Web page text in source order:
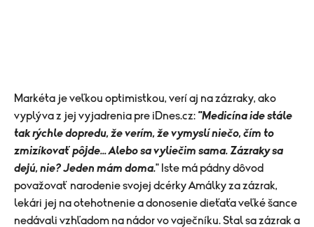
Markéta je veľkou optimistkou, verí aj na zázraky, ako
vyplýva z jej vyjadrenia pre iDnes.cz: "Medicína ide stále
tak rýchle dopredu, že verím, že vymyslí niečo, čím to
zmizíkovať pôjde... Alebo sa vyliečim sama. Zázraky sa
dejú, nie? Jeden mám doma." Iste má pádny dôvod
považovať narodenie svojej dcérky Amálky za zázrak,
lekári jej na otehotnenie a donosenie dieťaťa veľké šance
nedávali vzhľadom na nádor vo vaječníku. Stal sa zázrak a